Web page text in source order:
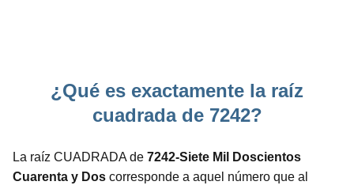
¿Qué es exactamente la raíz
cuadrada de 7242?
La raíz CUADRADA de 7242-Siete Mil Doscientos
Cuarenta y Dos corresponde a aquel número que al